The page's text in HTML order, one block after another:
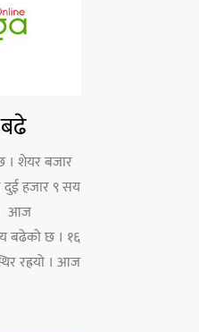
शेयर बजार
हजार ९ सय
। आज
बढेको छ । १६
रह्रयो । आज